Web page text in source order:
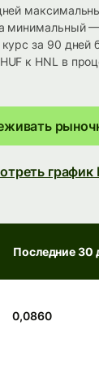
минимальный
за 90 дней
к HNL в
график
Последние 30
0,0860